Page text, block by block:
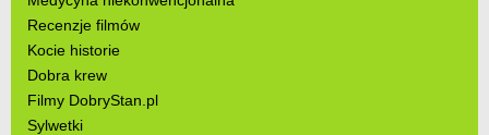
Recenzje filmów
Kocie historie
Dobra krew
Filmy DobryStan.pl
Sylwetki